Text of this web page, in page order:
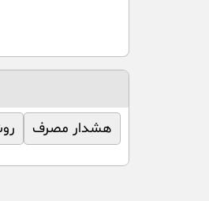
هشدار مصرف